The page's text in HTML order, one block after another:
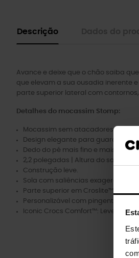
Descrição
Avance e deixe que o chão saiba
que elevam a sua ousadia inerente
parte superior lateral com
Detalhes do mocassim Stomp:
Mocassim sem atacadores com
Design elegante para guardar a
Dedo do pé mais fino e mais
2,2 polegadas | Altura do salto 5,6
Construção leve.
Sola com saliências exageradas.
Parte superior em Croslite™
Personalizável com pingentes
Iconic Crocs Comfort™: Leve.